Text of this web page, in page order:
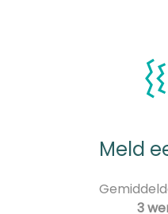
Meld
3